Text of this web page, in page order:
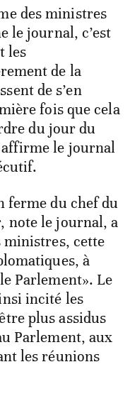
des ministres
le journal, c’est
les
de la
de s’en
fois que cela
du jour du
le journal
ferme du chef du
note le journal, a
ministres, cette
à
Parlement». Le
incité les
plus assidus
Parlement, aux
les réunions